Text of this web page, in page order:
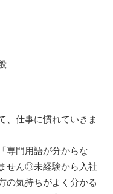
、仕事に慣れていきま
専門用語が分からな
せん◎未経験から入社
の気持ちがよく分かる